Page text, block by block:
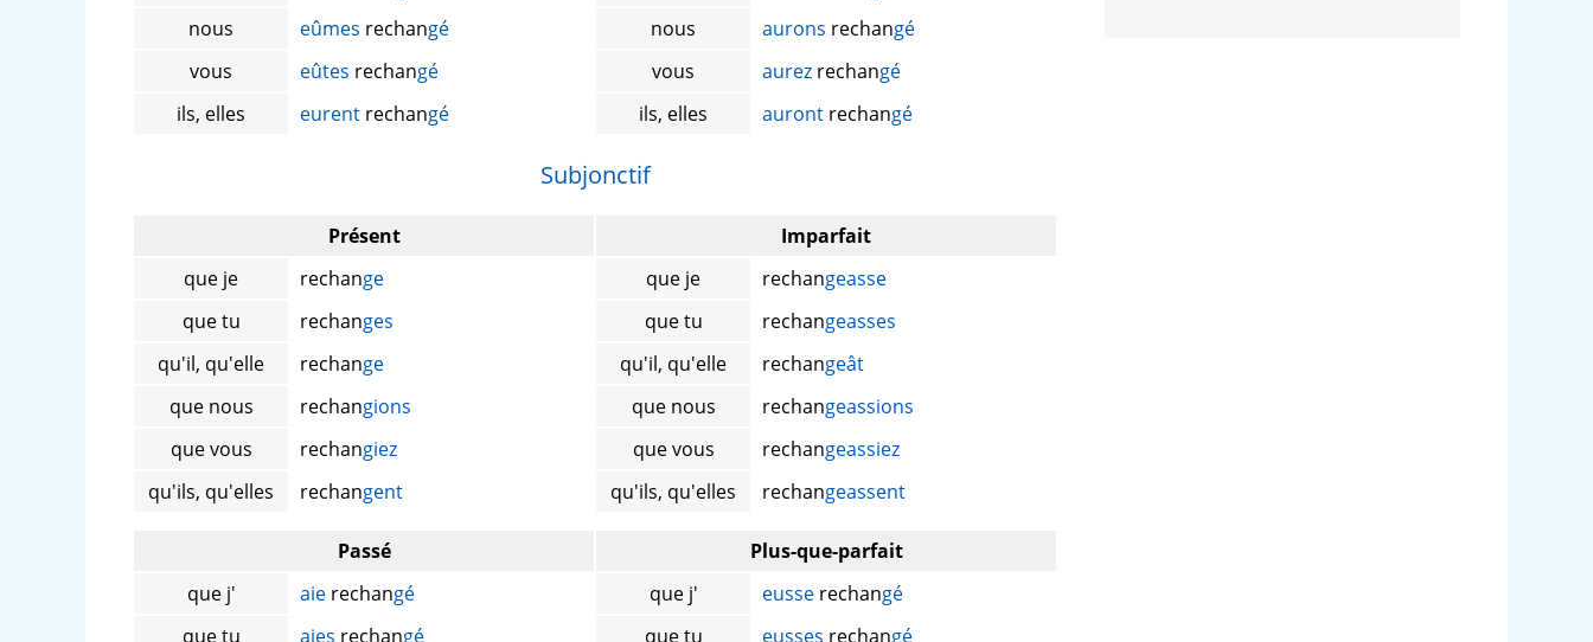
nous
eûmes rechangé
vous
eûtes rechangé
ils, elles
eurent rechangé
nous
aurons rechangé
vous
aurez rechangé
ils, elles
auront rechangé
Subjonctif
Présent
que je
rechange
que tu
rechanges
qu'il, qu'elle
rechange
que nous
rechangions
que vous
rechangiez
qu'ils, qu'elles
rechangent
Imparfait
que je
rechangeasse
que tu
rechangeasses
qu'il, qu'elle
rechangeât
que nous
rechangeassions
que vous
rechangeassiez
qu'ils, qu'elles
rechangeassent
Passé
que j'
aie rechangé
que tu
aies rechangé
Plus-que-parfait
que j'
eusse rechangé
que tu
eusses rechangé